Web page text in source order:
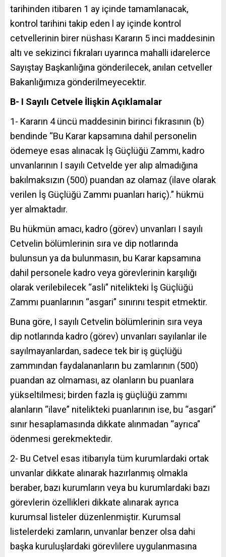
tarihinden itibaren 1 ay içinde tamamlanacak,
kontrol tarihini takip eden l ay içinde kontrol
cetvellerinin birer nüshası Kararın 5 inci maddesinin
altı ve sekizinci fıkraları uyarınca mahalli idarelerce
Sayıştay Başkanlığına gönderilecek, anılan cetveller
Bakanlığımıza gönderilmeyecektir.
B- I Sayılı Cetvele İlişkin Açıklamalar
1- Kararın 4 üncü maddesinin birinci fıkrasının (b)
bendinde “Bu Karar kapsamına dahil personelin
ödemeye esas alınacak İş Güçlüğü Zammı, kadro
unvanlarının I sayılı Cetvelde yer alıp almadığına
bakılmaksızın (500) puandan az olamaz (ilave olarak
verilen İş Güçlüğü Zammı puanları hariç).” hükmü
yer almaktadır.
Bu hükmün amacı, kadro (görev) unvanları I sayılı
Cetvelin bölümlerinin sıra ve dip notlarında
bulunsun ya da bulunmasın, bu Karar kapsamına
dahil personele kadro veya görevlerinin karşılığı
olarak verilebilecek “asli” nitelikteki İş Güçlüğü
Zammı puanlarının “asgari” sınırını tespit etmektir.
Buna göre, I sayılı Cetvelin bölümlerinin sıra veya
dip notlarında kadro (görev) unvanları sayılanlar ile
sayılmayanlardan, sadece tek bir iş güçlüğü
zammından faydalananların bu zamlarının (500)
puandan az olmaması, az olanların bu puanlara
yükseltilmesi; birden fazla iş güçlüğü zammı
alanların “ilave” nitelikteki puanlarının ise, bu “asgari”
sınır hesaplamasında dikkate alınmadan “ayrıca”
ödenmesi gerekmektedir.
2- Bu Cetvel esas itibarıyla tüm kurumlardaki ortak
unvanlar dikkate alınarak hazırlanmış olmakla
beraber, bazı kurumların veya bu kurumlardaki bazı
görevlerin özellikleri dikkate alınarak ayrıca
kurumsal listeler düzenlenmiştir. Kurumsal
listelerdeki zamların, unvanlar benzer olsa dahi
başka kuruluşlardaki görevlilere uygulanmasına